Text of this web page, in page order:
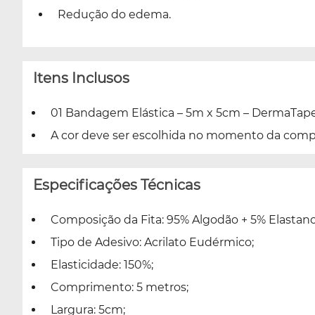
Redução do edema.
Itens Inclusos
01 Bandagem Elástica – 5m x 5cm –
A cor deve ser escolhida no momento da
Especificações Técnicas
Composição da Fita: 95% Algodão + 5%
Tipo de Adesivo: Acrilato Eudérmico;
Elasticidade: 150%;
Comprimento: 5 metros;
Largura: 5cm;